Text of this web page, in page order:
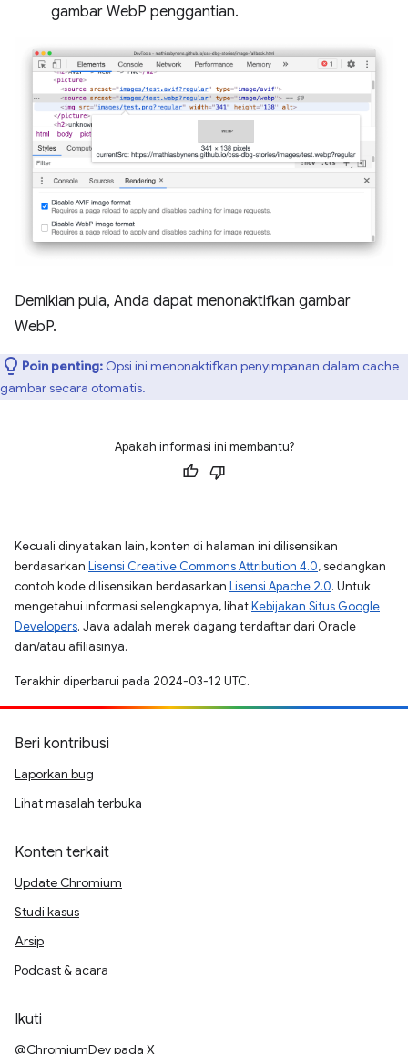
gambar WebP penggantian.
Demikian pula, Anda dapat menonaktifkan gambar
WebP.
Poin penting: Opsi ini menonaktifkan penyimpanan dalam cache
gambar secara otomatis.
Apakah informasi ini membantu?
Kecuali dinyatakan lain, konten di halaman ini dilisensikan
berdasarkan Lisensi Creative Commons Attribution 4.0, sedangkan
contoh kode dilisensikan berdasarkan Lisensi Apache 2.0. Untuk
mengetahui informasi selengkapnya, lihatKebijakan Situs Google
Developers. Java adalah merek dagang terdaftar dari Oracle
dan/atau afiliasinya.
Terakhir diperbarui pada 2024-03-12 UTC.
Beri kontribusi
Laporkan bug
Lihat masalah terbuka
Konten terkait
Update Chromium
Studi kasus
Arsip
Podcast & acara
Ikuti
@ChromiumDev pada X